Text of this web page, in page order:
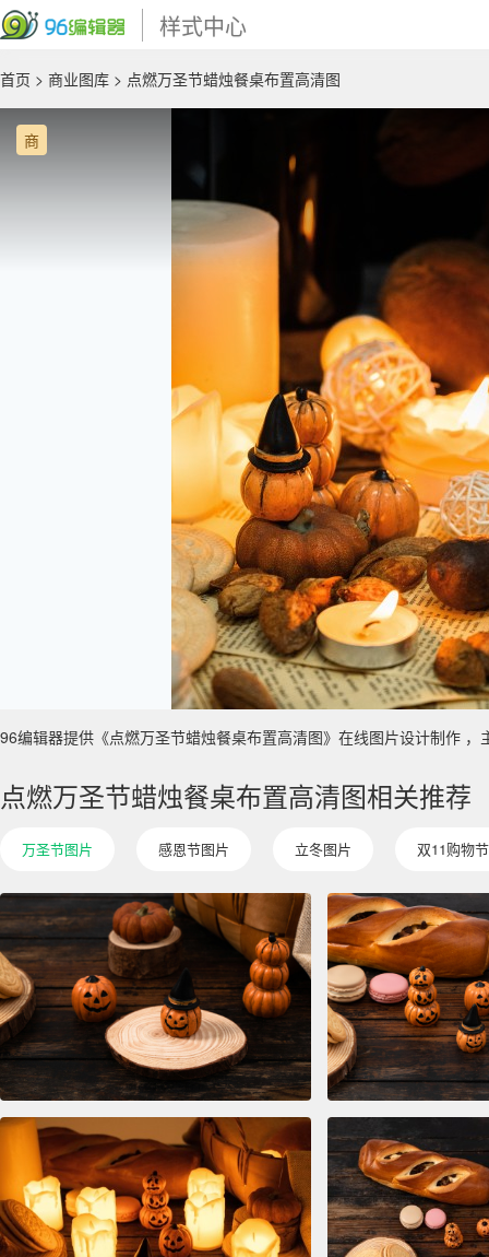
样式中心
首页 > 商业图库 > 点燃万圣节蜡烛餐桌布置高清图
商
96编辑器提供《点燃万圣节蜡烛餐桌布置高清图》在线图片设计制作
点燃万圣节蜡烛餐桌布置高清图相关推荐
万圣节图片 感恩节图片 立冬图片 双11购物